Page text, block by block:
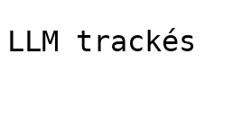
LLM trackés